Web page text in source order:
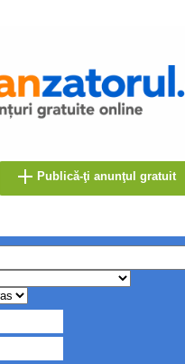
Publică-ţi anunţul gratuit